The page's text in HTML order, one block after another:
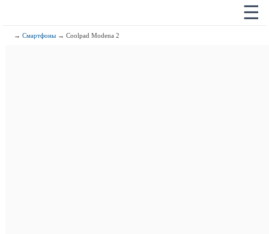
☰
→Смартфоны → Coolpad Modena 2